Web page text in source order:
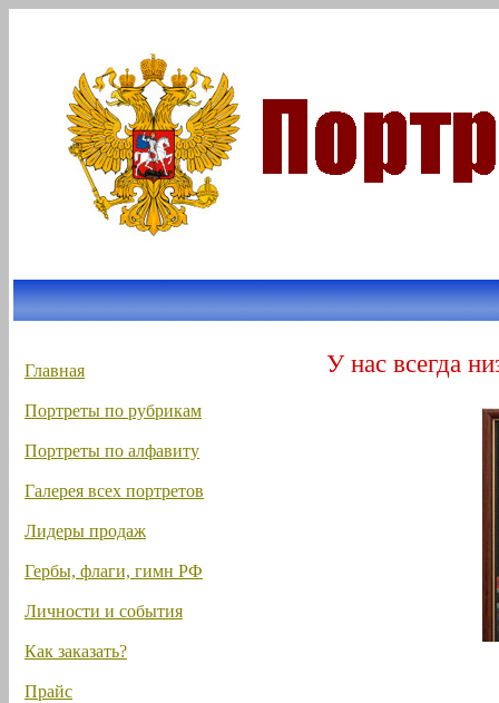
Главная
Портреты по рубрикам
Портреты по алфавиту
Галерея всех портретов
Лидеры продаж
Гербы, флаги, гимн РФ
Личности и события
Как заказать?
Прайс
У нас всегда